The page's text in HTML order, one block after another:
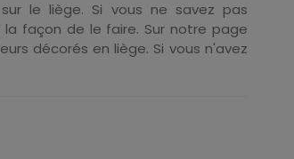
le liège. Si vous ne savez pas
façon de le faire. Sur notre page
décorés en liège. Si vous n'avez